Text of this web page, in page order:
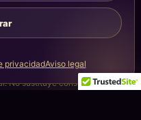
privacidadAviso legal
No sustituye consejo